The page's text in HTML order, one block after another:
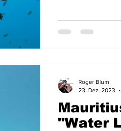
"Water
Roger Blum
23. Dez. 2023